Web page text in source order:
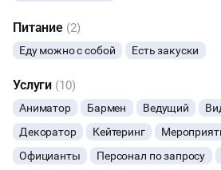
Питание (2)
Еду можно с собой Есть закуски
Услуги (10)
Аниматор Бармен Ведущий
Декоратор
Кейтеринг
Официанты
Персонал по запросу